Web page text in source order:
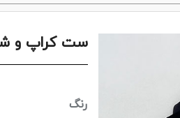
ست کراپ و
رنگ